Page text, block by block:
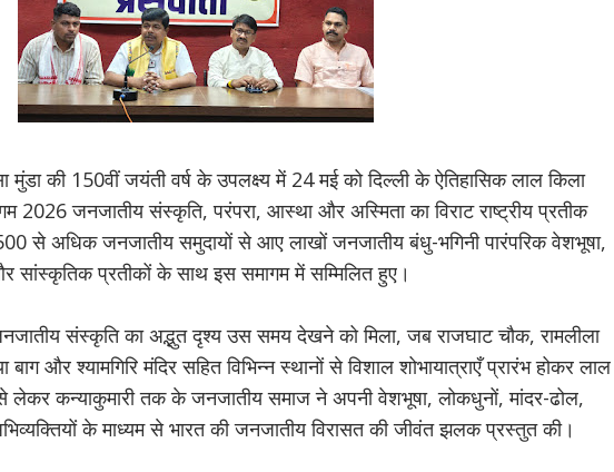
मुंडा की 150वीं जयंती वर्ष के उपलक्ष्य में 24 मई को दिल्ली के ऐतिहासिक लाल किला
2026 जनजातीय संस्कृति, परंपरा, आस्था और अस्मिता का विराट राष्ट्रीय प्रतीक
से अधिक जनजातीय समुदायों से आए लाखों जनजातीय बंधु-भगिनी पारंपरिक वेशभूषा,
सांस्कृतिक प्रतीकों के साथ इस समागम में सम्मिलित हुए।
संस्कृति का अद्भुत दृश्य उस समय देखने को मिला, जब राजघाट चौक, रामलीला
और श्यामगिरि मंदिर सहित विभिन्न स्थानों से विशाल शोभायात्राएँ प्रारंभ होकर लाल
लेकर कन्याकुमारी तक के जनजातीय समाज ने अपनी वेशभूषा, लोकधुनों, मांदर-ढोल,
के माध्यम से भारत की जनजातीय विरासत की जीवंत झलक प्रस्तुत की।